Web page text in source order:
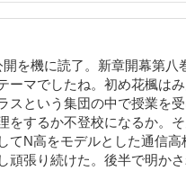
を機に読了。新章開幕第八
ーマでしたね。初め花楓は
スという集団の中で授業を
をするか不登校になるか。
てN高をモデルとした通信
頑張り続けた。後半で明か